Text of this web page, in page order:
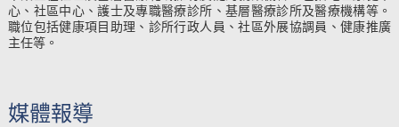
心、社區中心、護士及專職醫療診所、基層醫療診所及醫療機構等。
職位包括健康項目助理、診所行政人員、社區外展協調員、健康推廣
主任等。
媒體報導